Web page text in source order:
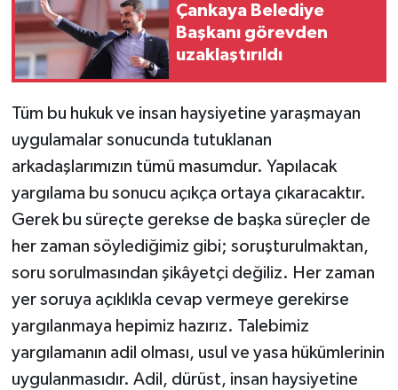
Çankaya Belediye
Başkanı görevden
uzaklaştırıldı
Tüm bu hukuk ve insan haysiyetine yaraşmayan
uygulamalar sonucunda tutuklanan
arkadaşlarımızın tümü masumdur. Yapılacak
yargılama bu sonucu açıkça ortaya çıkaracaktır.
Gerek bu süreçte gerekse de başka süreçler de
her zaman söylediğimiz gibi; soruşturulmaktan,
soru sorulmasından şikâyetçi değiliz. Her zaman
yer soruya açıklıkla cevap vermeye gerekirse
yargılanmaya hepimiz hazırız. Talebimiz
yargılamanın adil olması, usul ve yasa hükümlerinin
uygulanmasıdır. Adil, dürüst, insan haysiyetine